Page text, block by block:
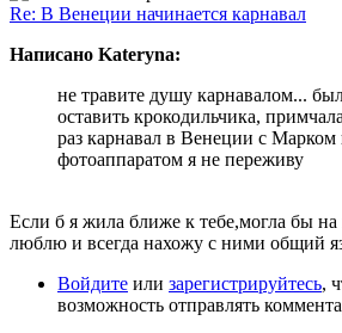
Re: В Венеции начинается карнавал
Написано Kateryna:
не травите душу карнавалом...
оставить крокодильчика,
раз карнавал в Венеции с Марком
фотоаппаратом я не переживу
Если б я жила ближе к тебе,могла бы на
люблю и всегда нахожу с ними общий
Войдите или зарегистрируйтесь,
возможность отправлять